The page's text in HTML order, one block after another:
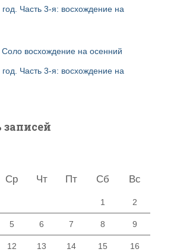
Часть 3-я: восхождение на
Соло восхождение на осенний
Часть 3-я: восхождение на
Ср Чт Пт Сб Вс
1 2
5 6 7 8 9
12 13 14 15 16